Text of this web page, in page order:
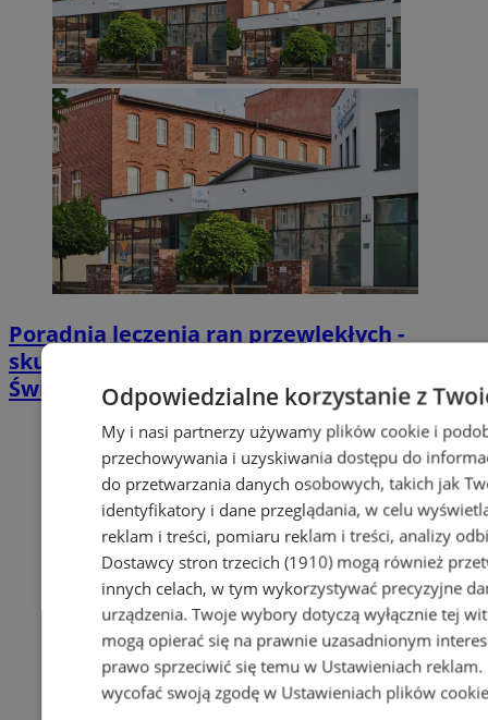
Poradnia leczenia ran przewlekłych -
skuteczna terapia trudno gojących się ran |
ŚwiętochłowiceOdpowiedzialne korzystanie z
My i nasi partnerzy używamy plików cookie i
przechowywania i uzyskiwania dostępu do
do przetwarzania danych osobowych, takich jak
identyfikatory i dane przeglądania, w celu
reklam i treści, pomiaru reklam i treści, analizy
Dostawcy stron trzecich (1910)mogą również
innych celach, w tym wykorzystywać precyzyjne
urządzenia. Twoje wybory dotyczą wyłącznie tej
mogą opierać się na prawnie uzasadnionym
prawo sprzeciwić się temu w Ustawieniach reklam.
wycofać swoją zgodę w Ustawieniach plików cookie